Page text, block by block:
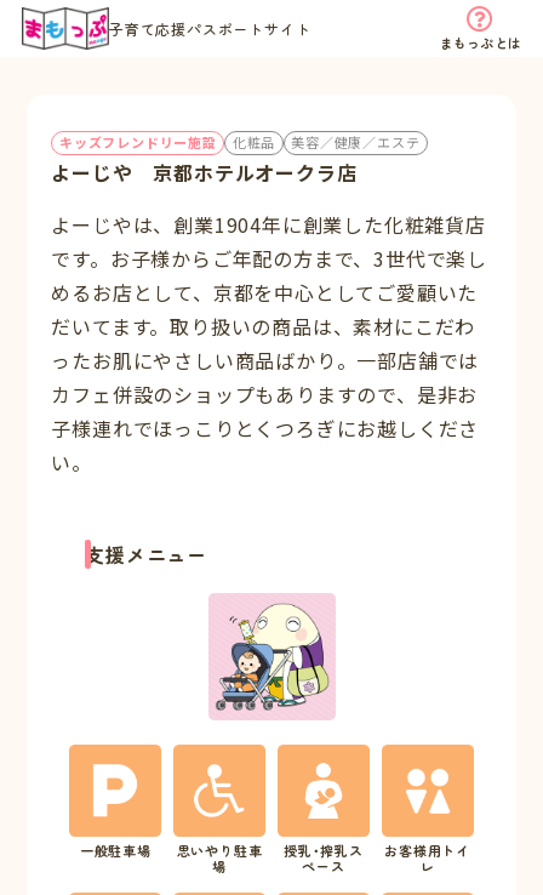
子育て応援パスポートサイト
まもっぷとは
キッズフレンドリー施設 化粧品 美容／健康／エステ
よーじや 京都ホテルオークラ店
よーじやは、創業1904年に創業した化粧雑貨店
です。お子様からご年配の方まで、3世代で楽し
めるお店として、京都を中心としてご愛顧いた
だいてます。取り扱いの商品は、素材にこだわ
ったお肌にやさしい商品ばかり。一部店舗では
カフェ併設のショップもありますので、是非お
子様連れでほっこりとくつろぎにお越しくださ
い。
支援メニュー
一般駐車場
思いやり駐車
場
授乳･搾乳ス
ペース
お客様用トイ
レ